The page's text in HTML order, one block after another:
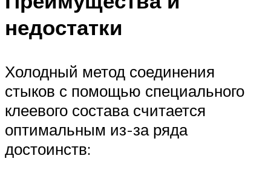
недостатки
Холодный метод соединения
стыков с помощью специального
клеевого состава считается
оптимальным из-за ряда
достоинств: